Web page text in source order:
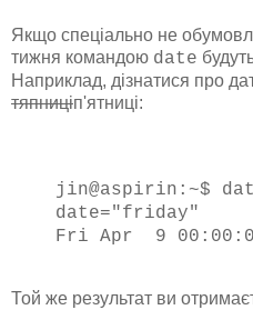
Якщо спеціально не
тижня командою date
Наприклад, дізнатися про
тяпниціп'ятниці:
jin@aspirin:~$
date="friday"
Fri Apr 9
Той же результат ви